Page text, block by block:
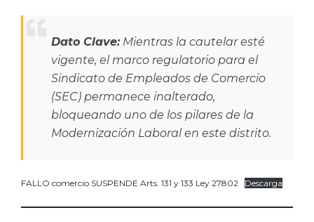
Dato Clave:Mientras la cautelar esté
vigente, el marco regulatorio para el
Sindicato de Empleados de Comercio
(SEC) permanece inalterado,
bloqueando uno de los pilares de la
Modernización Laboral en este distrito.
FALLO comercio SUSPENDE Arts. 131 y 133 Ley 27802 Descarga